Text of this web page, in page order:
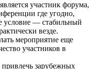
участник форума,
где угодно,
условие — стабильный
везде.
мероприятие еще
участников в
зарубежных